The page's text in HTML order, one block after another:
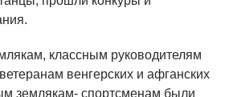
классным руководителям
венгерских и афганских
землякам- спортсменам были